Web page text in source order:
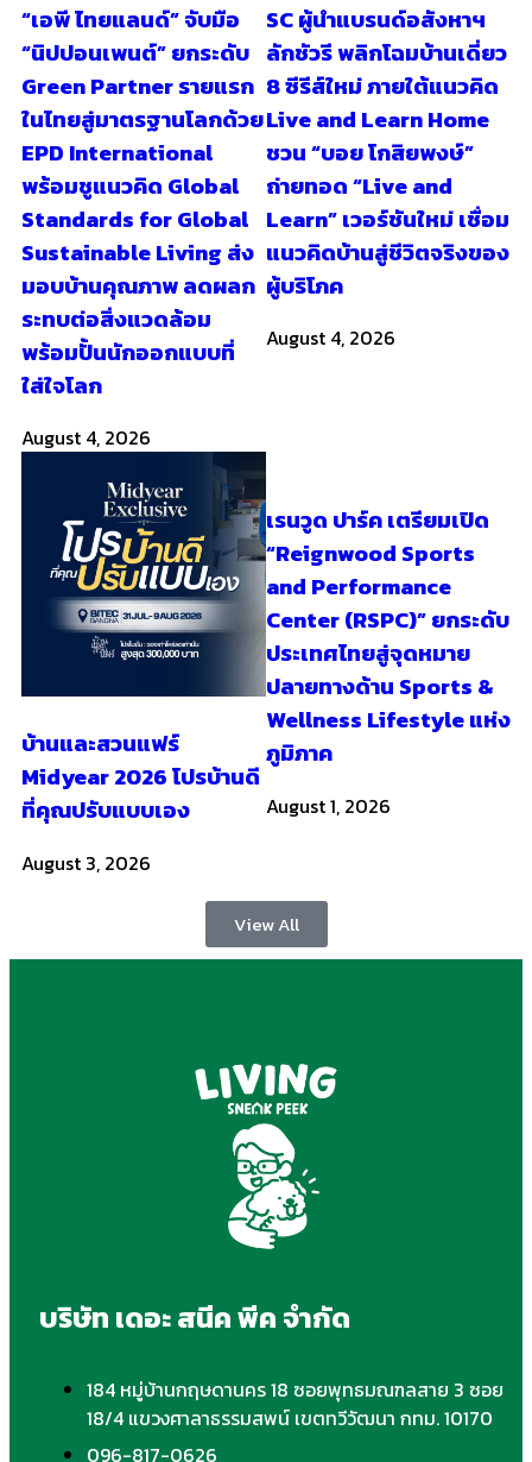
“เอพี ไทยแลนด์” จับมือ
“นิปปอนเพนต์” ยกระดับ
Green Partner รายแรก
ในไทยสู่มาตรฐานโลกด้วย
EPD International
พร้อมชูแนวคิด Global
Standards for Global
Sustainable Living ส่ง
มอบบ้านคุณภาพ ลดผลก
ระทบต่อสิ่งแวดล้อม
พร้อมปั้นนักออกแบบที่
ใส่ใจโลก
August 4, 2026
SC ผู้นำแบรนด์อสังหาฯ
ลักชัวรี พลิกโฉมบ้านเดี่ยว
8 ซีรีส์ใหม่ ภายใต้แนวคิด
Live and Learn Home
ชวน “บอย โกสิยพงษ์”
ถ่ายทอด “Live and
Learn” เวอร์ชันใหม่ เชื่อม
แนวคิดบ้านสู่ชีวิตจริงของ
ผู้บริโภค
August 4, 2026
บ้านและสวนแฟร์
Midyear 2026 โปรบ้านดี
ที่คุณปรับแบบเอง
August 3, 2026
เรนวูด ปาร์ค เตรียมเปิด
“Reignwood Sports
and Performance
Center (RSPC)” ยกระดับ
ประเทศไทยสู่จุดหมาย
ปลายทางด้าน Sports &
Wellness Lifestyle แห่ง
ภูมิภาค
August 1, 2026
View All
บริษัท เดอะ สนีค พีค จำกัด
184 หมู่บ้านกฤษดานคร 18 ซอยพุทธมณฑลสาย 3 ซอย
18/4 แขวงศาลาธรรมสพน์ เขตทวีวัฒนา กทม. 10170
096-817-0626